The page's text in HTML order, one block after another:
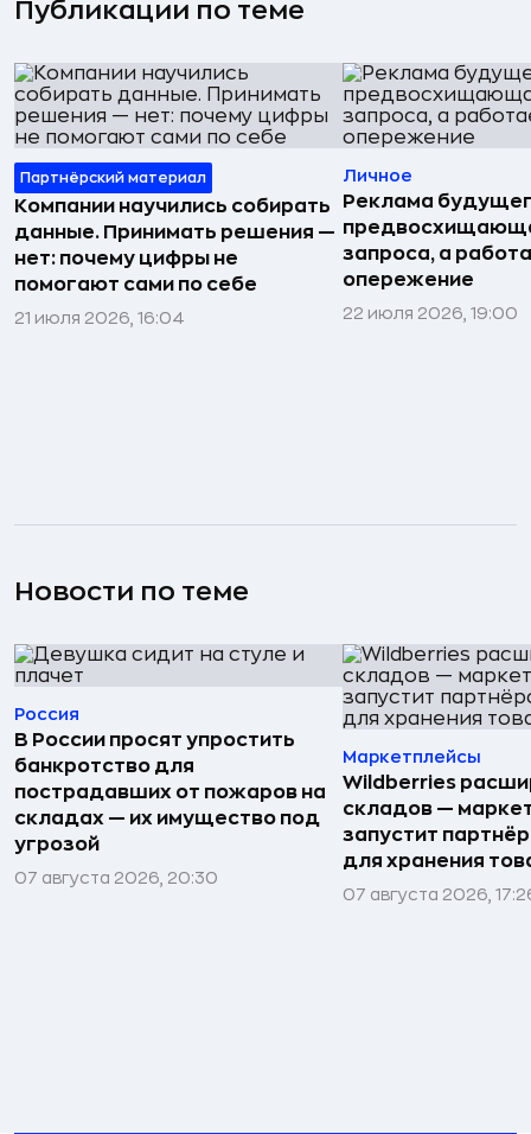
Публикации по теме
Партнёрский материал
Компании научились собирать
данные. Принимать решения —
нет: почему цифры не
помогают сами по себе
21 июля 2026, 16:04
Личное
Реклама
запроса, а
опережение
22 июля 2026, 19:00
Новости по теме
Россия
В России просят упростить
банкротство для
пострадавших от пожаров на
складах — их имущество под
угрозой
07 августа 2026, 20:30
Маркетплейсы
Wildberries
складов —
запустит
для хранения
07 августа 2026,